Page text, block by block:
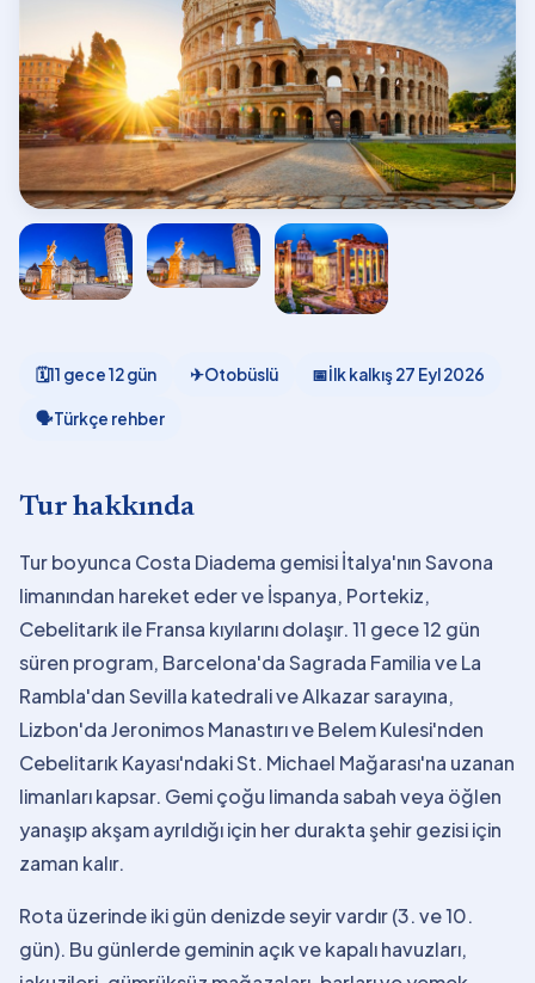
🗓11 gece 12 gün ✈Otobüslü 📅İlk kalkış27 Eyl 2026
🗣Türkçe rehber
Tur hakkında
Tur boyunca Costa Diadema gemisi İtalya'nın Savona
limanından hareket eder ve İspanya, Portekiz,
Cebelitarık ile Fransa kıyılarını dolaşır. 11 gece 12 gün
süren program, Barcelona'da Sagrada Familia ve La
Rambla'dan Sevilla katedrali ve Alkazar sarayına,
Lizbon'da Jeronimos Manastırı ve Belem Kulesi'nden
Cebelitarık Kayası'ndaki St. Michael Mağarası'na uzanan
limanları kapsar. Gemi çoğu limanda sabah veya öğlen
yanaşıp akşam ayrıldığı için her durakta şehir gezisi için
zaman kalır.
Rota üzerinde iki gün denizde seyir vardır (3. ve 10.
gün). Bu günlerde geminin açık ve kapalı havuzları,